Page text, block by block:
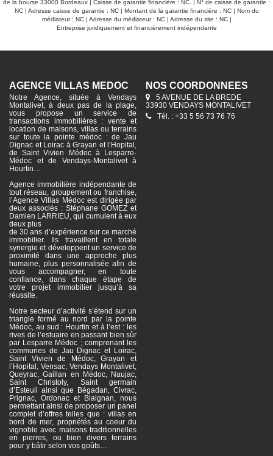
de la bourse 33000 Bordeaux | Caisse de garantie financière : NC. | N° de caisse de garantie :
NC | Adresse caisse de garantie : NC | Montant de la garantie financière : NC | Nom du
médiateur : NC | Adresse du médiateur : NC | Adresse du site : NC |
Entreprise juridiquement et financièrement indépendante
AGENCE VILLAS MÉDOC
Notre Agence, située à Vendays
Montalivet, à deux pas de la plage,
vous propose un service de
transactions immobilières : vente et
location de maisons, villas ou terrains
sur toute la pointe médoc : de Jau
Dignac et Loirac à Grayan et l’Hopital,
de Saint Vivien Médoc à Lesparre-
Médoc et de Vendays-Montalivet à
Hourtin…
Agence immobilière indépendante de
tout réseau, groupement ou franchise,
l’Agence Villas Médoc est dirigée par
deux associés : Stéphane GOMEZ et
Damien LARRIEU, qui cumulent à eux
deux plus
de 30 ans d’expérience sur ce marché
immobilier. Ils travaillent en totale
synergie et développent un service de
proximité dans une approche plus
humaine, plus personnalisée afin de
vous accompagner, en toute
confiance, dans chaque étape de
votre projet immobilier jusqu’à sa
réussite.
Notre secteur d’activité s’étend sur un
triangle formé au nord par la pointe
Médoc, au sud : Hourtin et à l’est : les
rives de l’estuaire en passant bien sûr
par Lesparre Médoc ; comprenant les
communes de Jau Dignac et Loirac,
Saint Vivien de Médoc, Grayan et
l’Hopital, Vensac, Vendays Montalivet,
Queyrac, Gaillan en Médoc, Naujac,
Saint Christoly, Saint germain
d’Esteuil ainsi que Bégadan, Civrac,
Prignac, Ordonac et Blaignan, nous
permettant ainsi de proposer un panel
complet d’offres telles que : villas en
bord de mer, propriétés au coeur du
vignoble avec maisons traditionnelles
en pierres, ou bien divers terrains
pour y bâtir selon vos goûts…
NOS COORDONNÉES
5 AVENUE DE LA BREDE
33930 VENDAYS MONTALIVET
Tél. : +33 5 56 73 76 76